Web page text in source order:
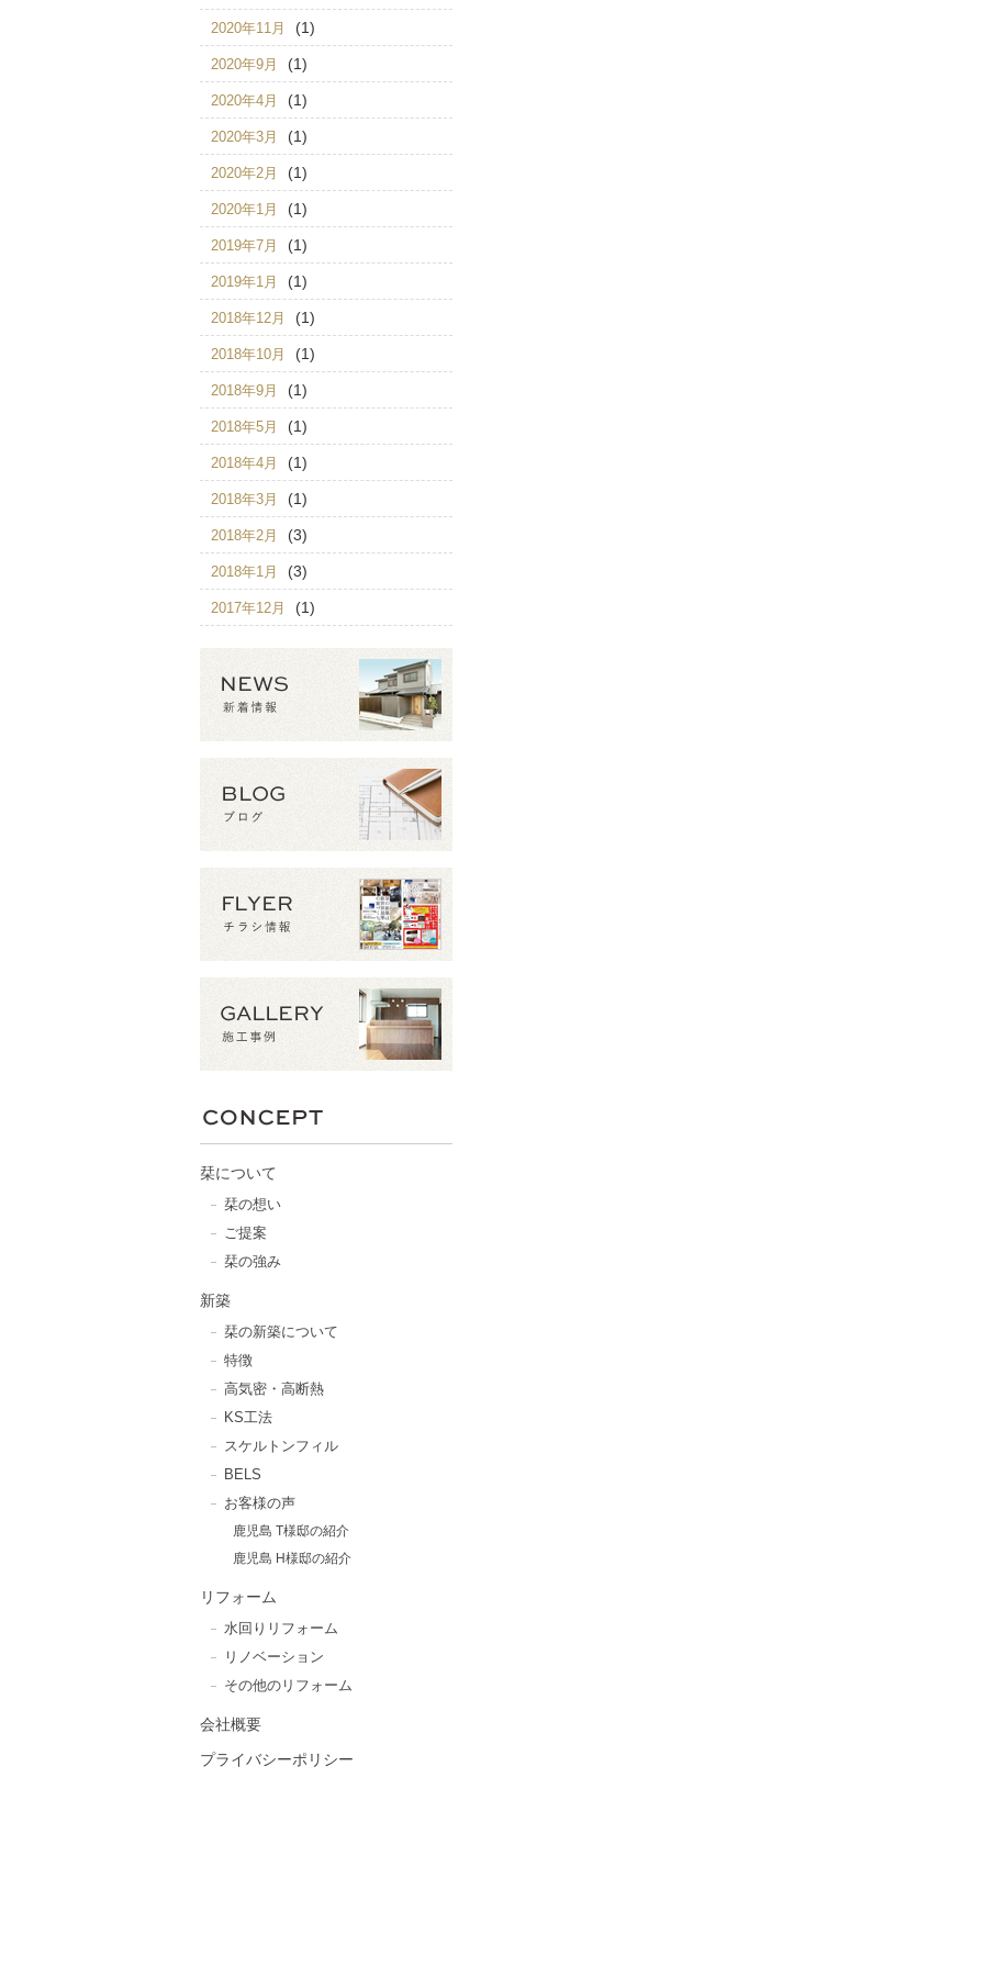
2020年11月 (1)
2020年9月 (1)
2020年4月 (1)
2020年3月 (1)
2020年2月 (1)
2020年1月 (1)
2019年7月 (1)
2019年1月 (1)
2018年12月 (1)
2018年10月 (1)
2018年9月 (1)
2018年5月 (1)
2018年4月 (1)
2018年3月 (1)
2018年2月 (3)
2018年1月 (3)
2017年12月 (1)
栞について
栞の想い
ご提案
栞の強み
新築
栞の新築について
特徴
高気密・高断熱
KS工法
スケルトンフィル
BELS
お客様の声
鹿児島 T様邸の紹介
鹿児島 H様邸の紹介
リフォーム
水回りリフォーム
リノベーション
その他のリフォーム
会社概要
プライバシーポリシー